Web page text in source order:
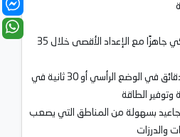
تسخين سريع يصبح الكي جاهزًا مع الإعداد الأقصى خلال 35
إيقاف تلقائي بعد 8 دقائق في الوضع الرأسي أو 30 ثانية في
وتوفير الطاقة
بسهولة من المناطق التي يصعب
والدرزات